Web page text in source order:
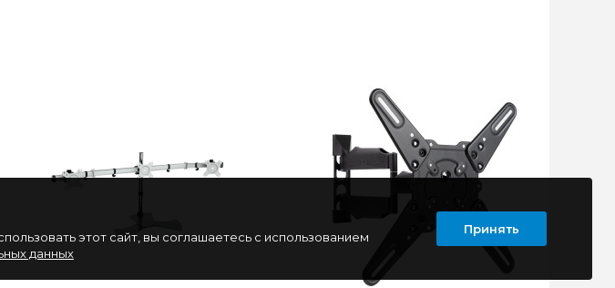
этот сайт, вы соглашаетесь с использованием
данных
Принять